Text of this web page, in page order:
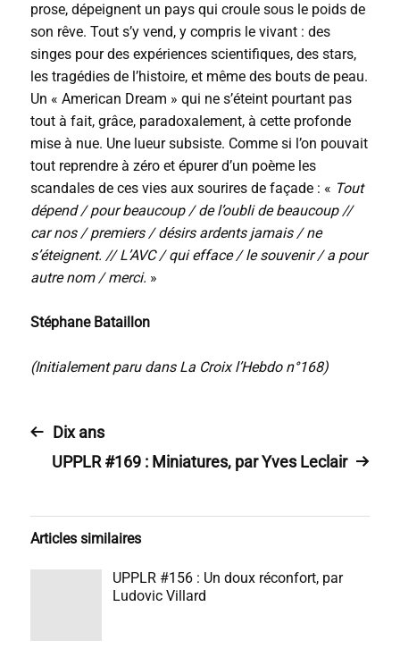
prose, dépeignent un pays qui croule sous le poids de
son rêve. Tout s’y vend, y compris le vivant : des
singes pour des expériences scientifiques, des stars,
les tragédies de l’histoire, et même des bouts de peau.
Un « American Dream » qui ne s’éteint pourtant pas
tout à fait, grâce, paradoxalement, à cette profonde
mise à nue. Une lueur subsiste. Comme si l’on pouvait
tout reprendre à zéro et épurer d’un poème les
scandales de ces vies aux sourires de façade : « Tout
dépend / pour beaucoup / de l’oubli de beaucoup //
car nos / premiers / désirs ardents jamais / ne
s’éteignent. // L’AVC / qui efface / le souvenir / a pour
autre nom / merci. »
Stéphane Bataillon
(Initialement paru dans La Croix l’Hebdo n°168)
Dix ans
UPPLR #169 : Miniatures, par Yves Leclair
Articles similaires
UPPLR #156 : Un doux réconfort, par
Ludovic Villard